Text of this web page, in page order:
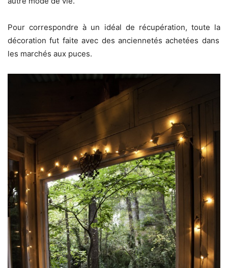
Pour correspondre à un idéal de récupération, toute la
décoration fut faite avec des anciennetés achetées dans
les marchés aux puces.